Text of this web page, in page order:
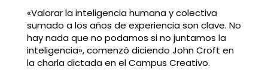
«Valorar la inteligencia humana y colectiva
sumado a los años de experiencia son clave. No
hay nada que no podamos si no juntamos la
inteligencia», comenzó diciendo John Croft en
la charla dictada en el Campus Creativo.